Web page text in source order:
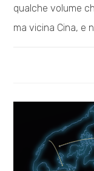
qualche volume
ma vicina Cina, e